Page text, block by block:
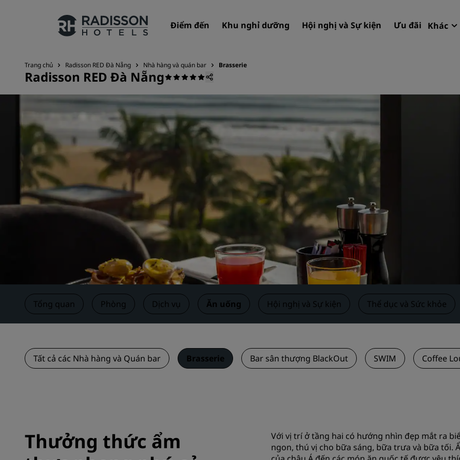
Điểm đến Khu nghỉ dưỡng Hội nghị và Sự kiện Ưu đãi Khác
Thương hiệu của chúng tôi
Thương hiệu Radisson Hotels
Các thương hiệu liên kết ở Trung Quốc
Khu nghỉ dưỡng
Căn hộ dịch vụ
Khách sạn mới & sắp ra mắt
Khám phá Radisson
Đặt chỗ cuộc họp
Yêu cầu báo giá
Điểm đến sự kiện
Giải pháp ngành
Tìm chuyến bay
Tìm chuyến bay
Ăn uống
Trang chủ Radisson RED Đà Nẵng Nhà hàng và quán bar Brasserie
Radisson RED Đà Nẵng
Tổng quan Phòng Dịch vụ Ăn uống Hội nghị và Sự kiện Thể dục và Sức khỏe
Tất cả các Nhà hàng và Quán bar Brasserie Bar sân thượng BlackOut SWIM Coffee
Thưởng thức ẩm
Với vị trí ở tầng hai có hướng nhìn đẹp mắt ra
ngon, thú vị cho bữa sáng, bữa trưa và bữa tối.